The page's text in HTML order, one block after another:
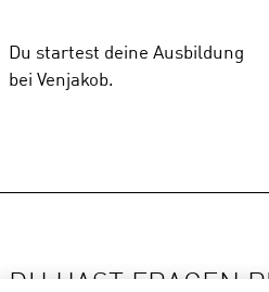
Du startest deine Ausbildung
bei Venjakob.
DU HAST FRAGEN